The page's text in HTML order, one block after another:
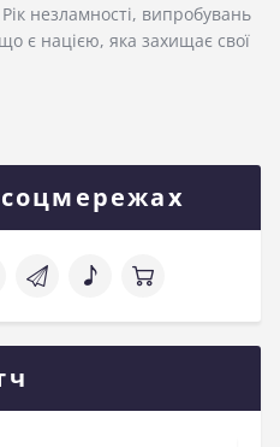
незламності, випробувань
є нацією, яка захищає свої